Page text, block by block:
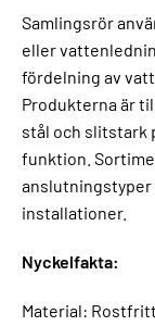
Samlingsrör
eller
fördelning av
Produkterna är
stål och slitstark
funktion.
anslutningstyper
installationer.
Nyckelfakta:
Material: